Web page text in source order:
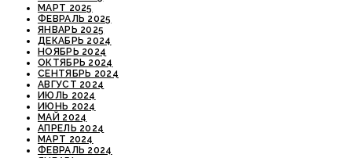
МАРТ 2025
ФЕВРАЛЬ 2025
ЯНВАРЬ 2025
ДЕКАБРЬ 2024
НОЯБРЬ 2024
ОКТЯБРЬ 2024
СЕНТЯБРЬ 2024
АВГУСТ 2024
ИЮЛЬ 2024
ИЮНЬ 2024
МАЙ 2024
АПРЕЛЬ 2024
МАРТ 2024
ФЕВРАЛЬ 2024